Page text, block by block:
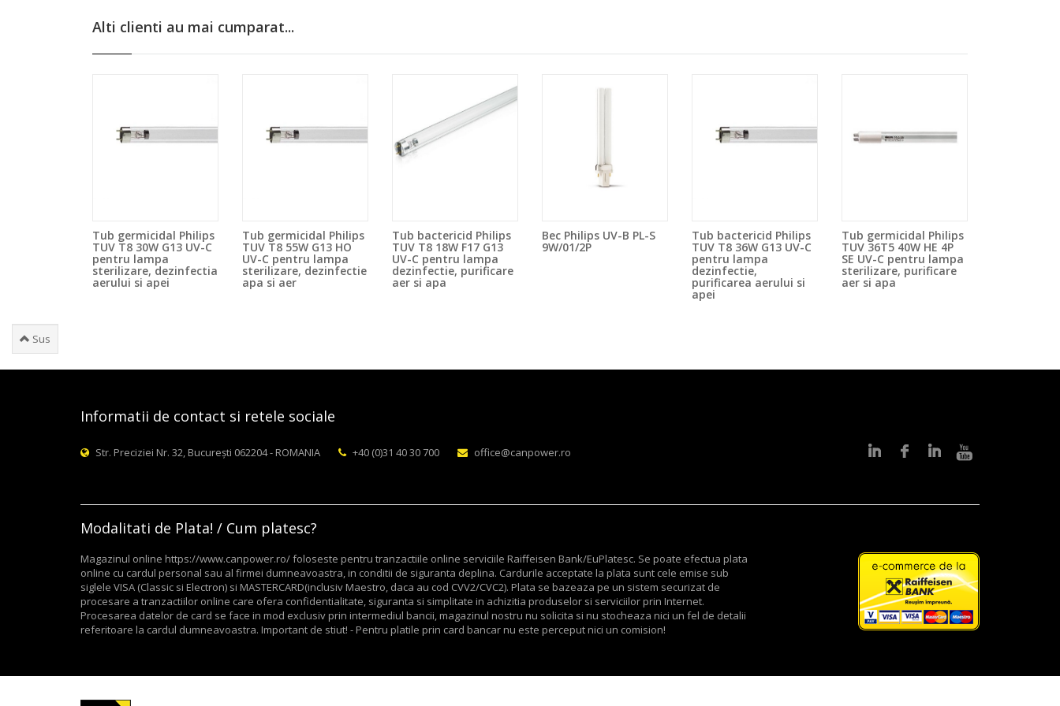
Alti clienti au mai cumparat...
Tub germicidal Philips
TUV T8 30W G13 UV-C
pentru lampa
sterilizare, dezinfectia
aerului si apei
Tub germicidal Philips
TUV T8 55W G13 HO
UV-C pentru lampa
sterilizare, dezinfectie
apa si aer
Tub bactericid Philips
TUV T8 18W F17 G13
UV-C pentru lampa
dezinfectie, purificare
aer si apa
Bec Philips UV-B PL-S
9W/01/2P
Tub bactericid Philips
TUV T8 36W G13 UV-C
pentru lampa
dezinfectie,
purificarea aerului si
apei
Tub germicidal Philips
TUV 36T5 40W HE 4P
SE UV-C pentru lampa
sterilizare, purificare
aer si apa
Sus
Informatii de contact si retele sociale
Str. Preciziei Nr. 32, București 062204 - ROMANIA +40 (0)31 40 30 700 office@canpower.ro
Modalitati de Plata! / Cum platesc?
Magazinul online https://www.canpower.ro/ foloseste pentru tranzactiile online serviciile Raiffeisen Bank/EuPlatesc. Se poate efectua plata
online cu cardul personal sau al firmei dumneavoastra, in conditii de siguranta deplina. Cardurile acceptate la plata sunt cele emise sub
siglele VISA (Classic si Electron) si MASTERCARD(inclusiv Maestro, daca au cod CVV2/CVC2). Plata se bazeaza pe un sistem securizat de
procesare a tranzactiilor online care ofera confidentialitate, siguranta si simplitate in achizitia produselor si serviciilor prin Internet.
Procesarea datelor de card se face in mod exclusiv prin intermediul bancii, magazinul nostru nu solicita si nu stocheaza nici un fel de detalii
referitoare la cardul dumneavoastra. Important de stiut! - Pentru platile prin card bancar nu este perceput nici un comision!